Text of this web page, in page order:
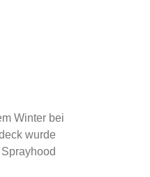
Winter bei
wurde